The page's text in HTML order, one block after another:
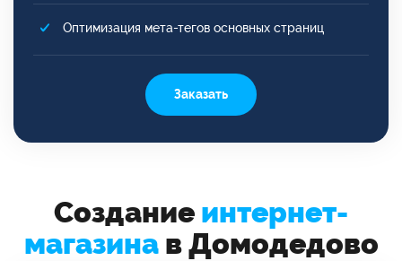
Оптимизация мета-тегов основных страниц
Заказать
Создание интернет-
магазинав Домодедово